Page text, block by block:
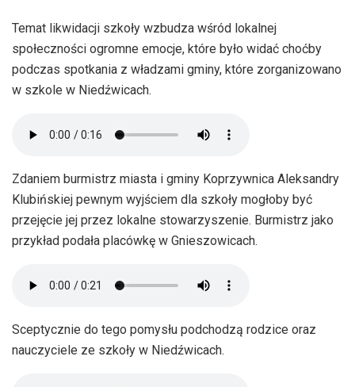
Temat likwidacji szkoły wzbudza wśród lokalnej
społeczności ogromne emocje, które było widać choćby
podczas spotkania z władzami gminy, które zorganizowano
w szkole w Niedźwicach.
Zdaniem burmistrz miasta i gminy Koprzywnica Aleksandry
Klubińskiej pewnym wyjściem dla szkoły mogłoby być
przejęcie jej przez lokalne stowarzyszenie. Burmistrz jako
przykład podała placówkę w Gnieszowicach.
Sceptycznie do tego pomysłu podchodzą rodzice oraz
nauczyciele ze szkoły w Niedźwicach.